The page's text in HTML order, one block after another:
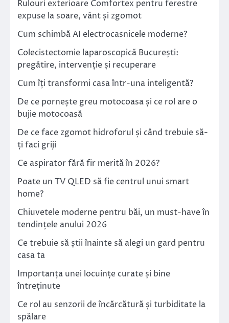
Rulouri exterioare Comfortex pentru ferestre
expuse la soare, vânt și zgomot
Cum schimbă AI electrocasnicele moderne?
Colecistectomie laparoscopică București:
pregătire, intervenție și recuperare
Cum îți transformi casa într-una inteligentă?
De ce pornește greu motocoasa și ce rol are o
bujie motocoasă
De ce face zgomot hidroforul și când trebuie să-
ți faci griji
Ce aspirator fără fir merită în 2026?
Poate un TV QLED să fie centrul unui smart
home?
Chiuvetele moderne pentru băi, un must-have în
tendințele anului 2026
Ce trebuie să știi înainte să alegi un gard pentru
casa ta
Importanța unei locuințe curate și bine
întreținute
Ce rol au senzorii de încărcătură și turbiditate la
spălare